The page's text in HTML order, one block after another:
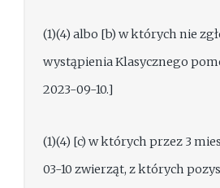
(1)(4) albo [b) w których nie
wystąpienia Klasycznego
2023-09-10.]
(1)(4) [c) w których przez 3
03-10 zwierząt, z których